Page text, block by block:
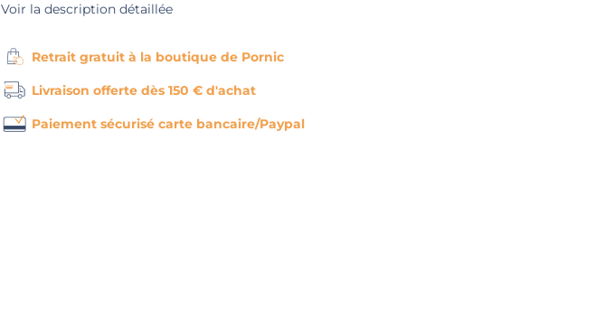
Voir la description détaillée
Retrait gratuit à la boutique de Pornic
Livraison offerte dès 150 € d'achat
Paiement sécurisé carte bancaire/Paypal